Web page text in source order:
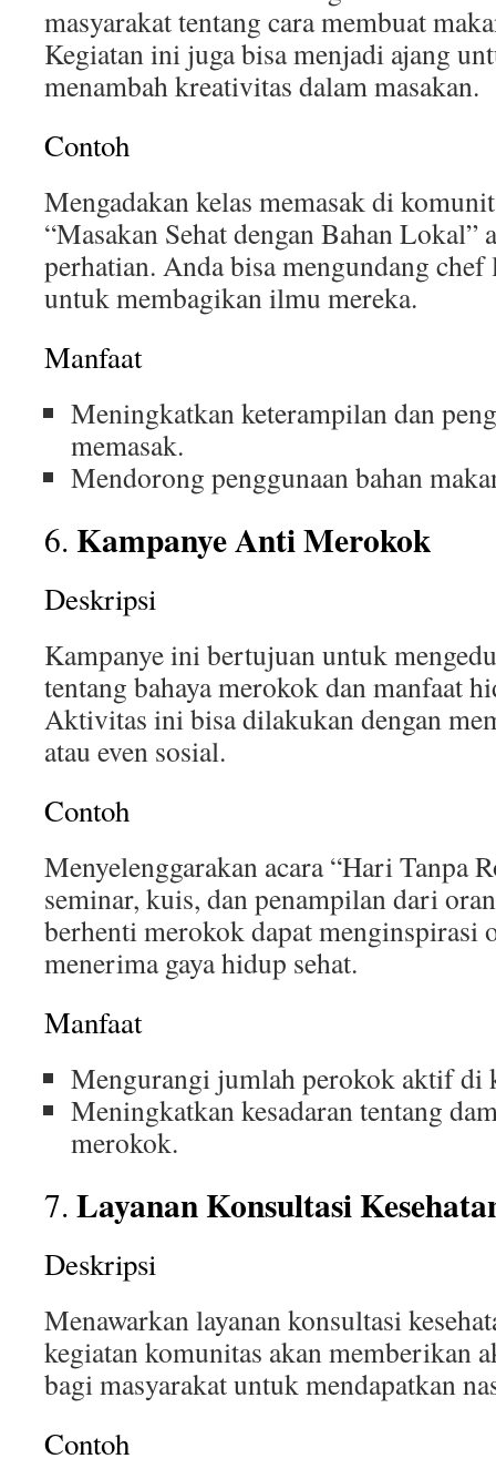
masyarakat tentang cara membuat
Kegiatan ini juga bisa menjadi ajang
menambah kreativitas dalam masakan.
Contoh
Mengadakan kelas memasak di
“Masakan Sehat dengan Bahan Lokal”
perhatian. Anda bisa mengundang
untuk membagikan ilmu mereka.
Manfaat
Meningkatkan keterampilan dan
memasak.
Mendorong penggunaan bahan
6. Kampanye Anti Merokok
Deskripsi
Kampanye ini bertujuan untuk
tentang bahaya merokok dan manfaat
Aktivitas ini bisa dilakukan dengan
atau even sosial.
Contoh
Menyelenggarakan acara “Hari Tanpa
seminar, kuis, dan penampilan dari
berhenti merokok dapat menginspirasi
menerima gaya hidup sehat.
Manfaat
Mengurangi jumlah perokok aktif di
Meningkatkan kesadaran tentang
merokok.
7. Layanan Konsultasi
Deskripsi
Menawarkan layanan konsultasi
kegiatan komunitas akan memberikan
bagi masyarakat untuk mendapatkan
Contoh